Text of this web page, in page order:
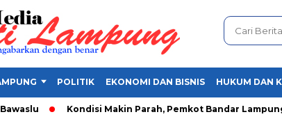
POLITIK EKONOMI DAN BISNIS HUKUM DAN
Kondisi Makin Parah, Pemkot Bandar Lampung